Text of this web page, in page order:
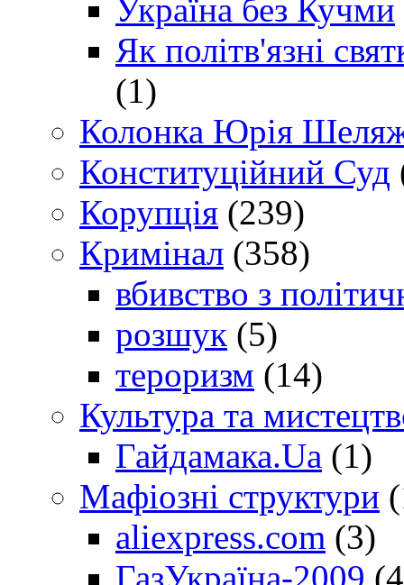
Україна без Кучми
Як політв'язні
(1)
Колонка Юрія
Конституційний Суд
Корупція (239)
Кримінал (358)
вбивство з
розшук (5)
тероризм (14)
Культура та
Гайдамака.Ua (1)
Мафіозні структури
aliexpress.com (3)
ГазУкраїна-2009